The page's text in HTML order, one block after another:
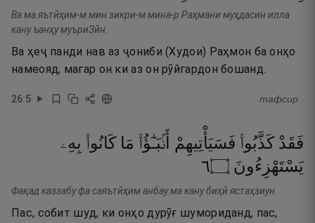
Ва ма яътӣҳим-м мин зикри-м мина-р Раҳмани муҳдасин илла
кану ъанҳу муъриЗӣн.
Ва ҳеҷ панди нав аз ҷониби (Худои) Раҳмон ба онҳо
намеояд, магар он ки аз он рӯйгардон бошанд.
26:5 тафсир
فَقَدْ كَذَّبُوا۟ فَسَيَأْتِيهِمْ أَنۢبَـٰٓؤُا۟ مَا كَانُوا۟ بِهِۦ
يَسْتَهْزِءُونَ ۝٦
Фақад каззабу фа саяътӣҳим анбау ма кану биҳӣ ястаҳзиун.
Пас, собит шуд, ки онҳо дурӯғ шумориданд, пас,